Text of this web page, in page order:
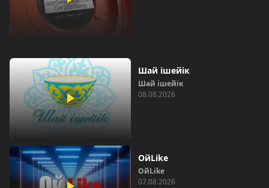
Шай ішейік
Шай ішейік
08.08.2026
ОйLike
ОйLike
07.08.2026